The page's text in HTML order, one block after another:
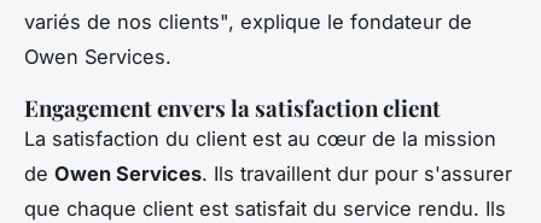
variés de nos clients", explique le fondateur de
Owen Services.
Engagement envers la satisfaction client
La satisfaction du client est au cœur de la mission
de Owen Services. Ils travaillent dur pour s'assurer
que chaque client est satisfait du service rendu. Ils